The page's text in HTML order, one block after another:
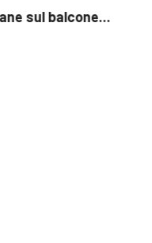
balcone...